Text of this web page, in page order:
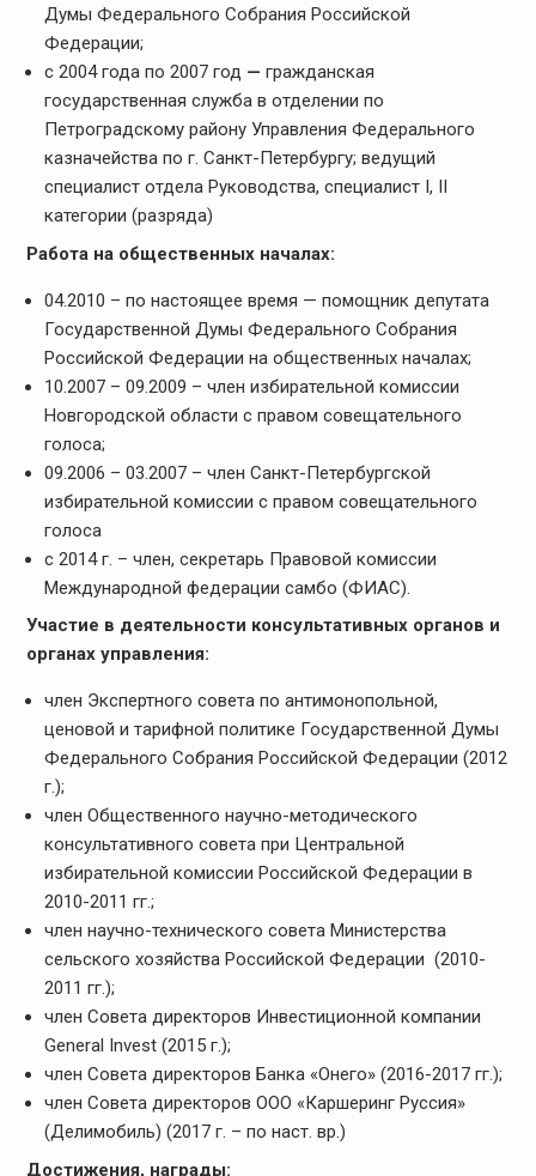
Думы Федерального Собрания Российской
Федерации;
с 2004 года по 2007 год — гражданская
государственная служба в отделении по
Петроградскому району Управления Федерального
казначейства по г. Санкт-Петербургу; ведущий
специалист отдела Руководства, специалист I, II
категории (разряда)
Работа на общественных началах:
04.2010 – по настоящее время — помощник депутата
Государственной Думы Федерального Собрания
Российской Федерации на общественных началах;
10.2007 – 09.2009 – член избирательной комиссии
Новгородской области с правом совещательного
голоса;
09.2006 – 03.2007 – член Санкт-Петербургской
избирательной комиссии с правом совещательного
голоса
с 2014 г. – член, секретарь Правовой комиссии
Международной федерации самбо (ФИАС).
Участие в деятельности консультативных органов и
органах управления:
член Экспертного совета по антимонопольной,
ценовой и тарифной политике Государственной Думы
Федерального Собрания Российской Федерации (2012
г.);
член Общественного научно-методического
консультативного совета при Центральной
избирательной комиссии Российской Федерации в
2010-2011 гг.;
член научно-технического совета Министерства
сельского хозяйства Российской Федерации (2010-
2011 гг.);
член Совета директоров Инвестиционной компании
General Invest (2015 г.);
член Совета директоров Банка «Онего» (2016-2017 гг.);
член Совета директоров ООО «Каршеринг Руссия»
(Делимобиль) (2017 г. – по наст. вр.)
Достижения, награды: